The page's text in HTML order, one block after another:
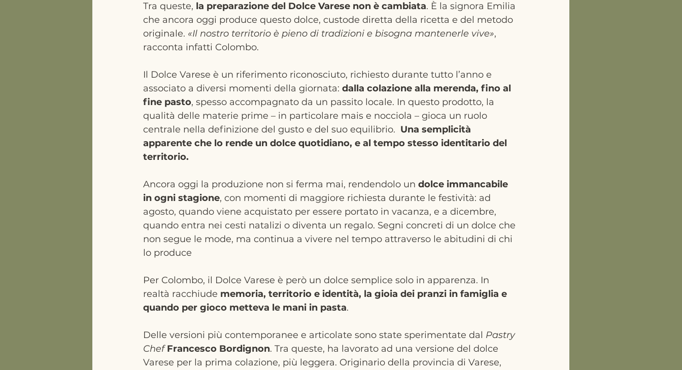
Tra queste, la preparazione del Dolce Varese non è cambiata. È la signora Emilia
che ancora oggi produce questo dolce, custode diretta della ricetta e del metodo
originale. «Il nostro territorio è pieno di tradizioni e bisogna mantenerle vive»,
racconta infatti Colombo.
Il Dolce Varese è un riferimento riconosciuto, richiesto durante tutto l’anno e
associato a diversi momenti della giornata: dalla colazione alla merenda, fino al
fine pasto, spesso accompagnato da un passito locale. In questo prodotto, la
qualità delle materie prime – in particolare mais e nocciola – gioca un ruolo
centrale nella definizione del gusto e del suo equilibrio. Una semplicità
apparente che lo rende un dolce quotidiano, e al tempo stesso identitario del
territorio.
Ancora oggi la produzione non si ferma mai, rendendolo un dolce immancabile
in ogni stagione, con momenti di maggiore richiesta durante le festività: ad
agosto, quando viene acquistato per essere portato in vacanza, e a dicembre,
quando entra nei cesti natalizi o diventa un regalo. Segni concreti di un dolce che
non segue le mode, ma continua a vivere nel tempo attraverso le abitudini di chi
lo produce
Per Colombo, il Dolce Varese è però un dolce semplice solo in apparenza. In
realtà racchiude memoria, territorio e identità, la gioia dei pranzi in famiglia e
quando per gioco metteva le mani in pasta.
Delle versioni più contemporanee e articolate sono state sperimentate dal Pastry
Chef Francesco Bordignon. Tra queste, ha lavorato ad una versione del dolce
Varese per la prima colazione, più leggera. Originario della provincia di Varese,